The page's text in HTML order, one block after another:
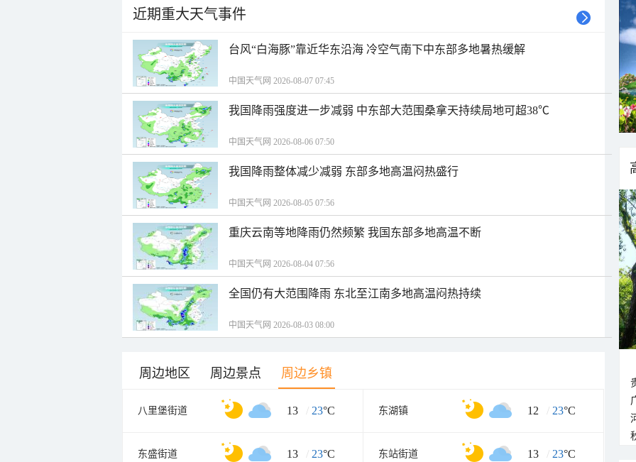
近期重大天气事件
台风“白海豚”靠近华东沿海 冷空气南下中东部多地暑热缓解
中国天气网 2026-08-07 07:45
我国降雨强度进一步减弱 中东部大范围桑拿天持续局地可超38℃
中国天气网 2026-08-06 07:50
我国降雨整体减少减弱 东部多地高温闷热盛行
中国天气网 2026-08-05 07:56
重庆云南等地降雨仍然频繁 我国东部多地高温不断
中国天气网 2026-08-04 07:56
全国仍有大范围降雨 东北至江南多地高温闷热持续
中国天气网 2026-08-03 08:00
周边地区 周边景点 周边乡镇
八里堡街道 13 / 23°C 东湖镇 12 / 23°C
东盛街道 13 / 23°C 东站街道 13 / 23°C